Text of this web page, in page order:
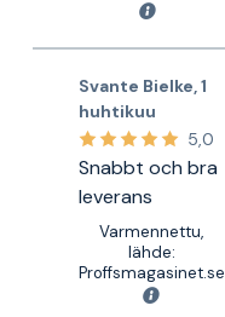
Svante Bielke 1
huhtikuu
5,0
Snabbt och bra
leverans
Varmennettu,
lähde:
Proffsmagasinet.se